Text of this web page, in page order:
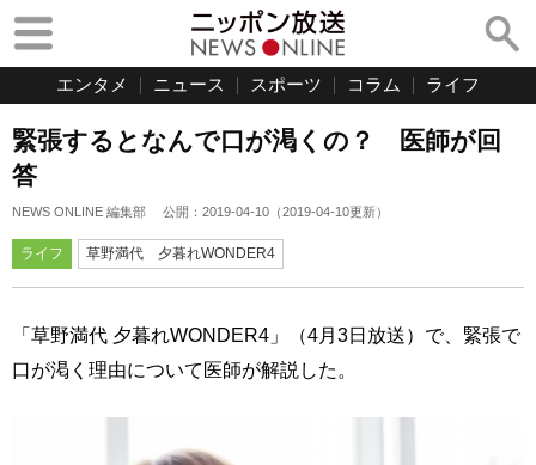
エンタメ ニュース スポーツ コラム ライフ
緊張するとなんで口が渇くの？ 医師が回
答
NEWS ONLINE 編集部 公開： 2019-04-10 （2019-04-10更新）
ライフ 草野満代 夕暮れWONDER4
「草野満代 夕暮れWONDER4」（4月3日放送）で、緊張で
口が渇く理由について医師が解説した。